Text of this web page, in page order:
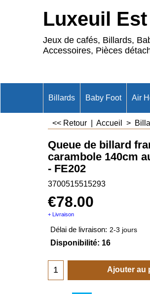
Luxeuil
Jeux de cafés, Billards,
Accessoires, Pièces
Billards Baby Foot Air
<< Retour Accueil >
Queue de billard
carambole 140cm
- FE202
3700515515293
€78.00
+ Livraison
Délai de livraison: 2-3 jours
Disponibilité: 16
Ajouter au